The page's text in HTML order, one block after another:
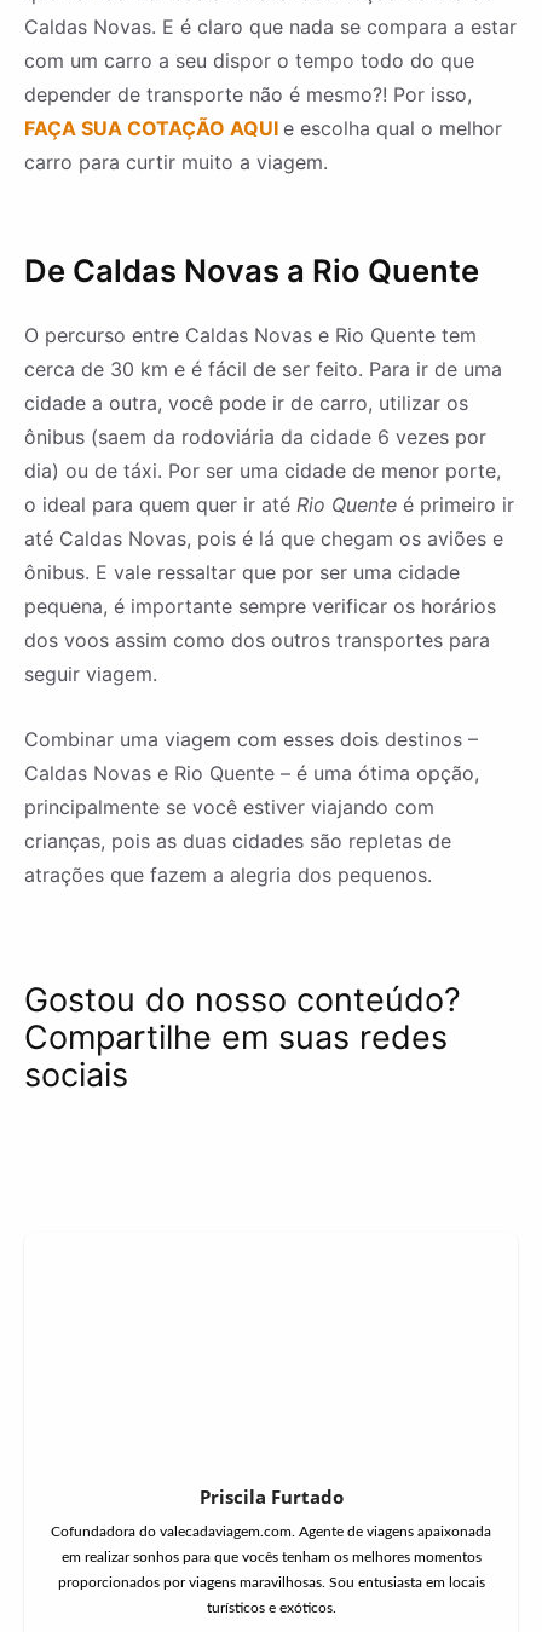
Caldas Novas. E é claro que nada se compara a estar
com um carro a seu dispor o tempo todo do que
depender de transporte não é mesmo?! Por isso,
FAÇA SUA COTAÇÃO AQUI e escolha qual o melhor
carro para curtir muito a viagem.
De Caldas Novas a Rio Quente
O percurso entre Caldas Novas e Rio Quente tem
cerca de 30 km e é fácil de ser feito. Para ir de uma
cidade a outra, você pode ir de carro, utilizar os
ônibus (saem da rodoviária da cidade 6 vezes por
dia) ou de táxi. Por ser uma cidade de menor porte,
o ideal para quem quer ir até Rio Quente é primeiro ir
até Caldas Novas, pois é lá que chegam os aviões e
ônibus. E vale ressaltar que por ser uma cidade
pequena, é importante sempre verificar os horários
dos voos assim como dos outros transportes para
seguir viagem.
Combinar uma viagem com esses dois destinos –
Caldas Novas e Rio Quente – é uma ótima opção,
principalmente se você estiver viajando com
crianças, pois as duas cidades são repletas de
atrações que fazem a alegria dos pequenos.
Gostou do nosso conteúdo?
Compartilhe em suas redes
sociais
Priscila Furtado
Cofundadora do valecadaviagem.com. Agente de viagens apaixonada
em realizar sonhos para que vocês tenham os melhores momentos
proporcionados por viagens maravilhosas. Sou entusiasta em locais
turísticos e exóticos.